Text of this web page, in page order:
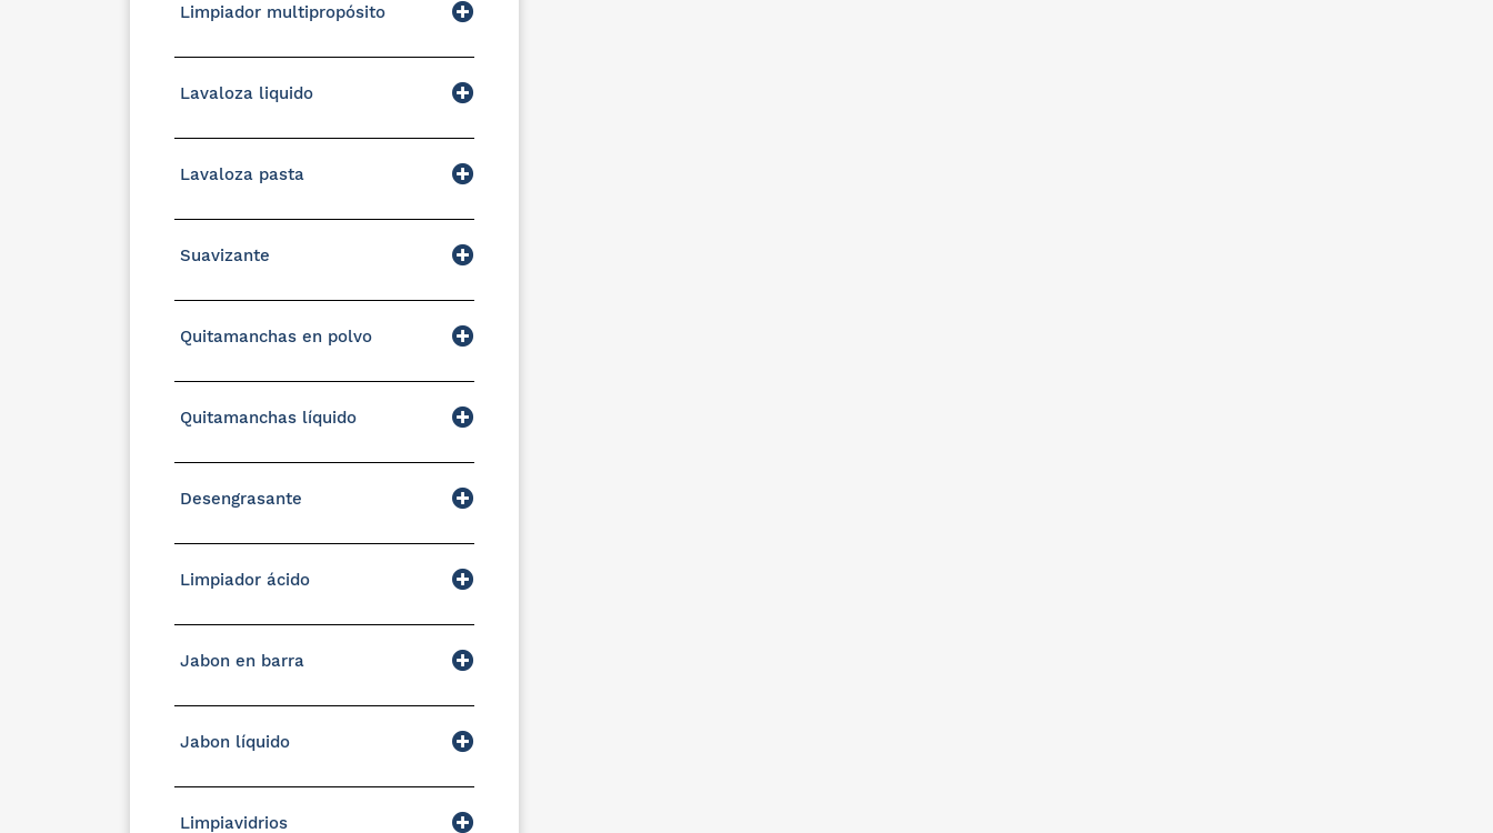
Limpiador multipropósito
Lavaloza liquido
Lavaloza pasta
Suavizante
Quitamanchas en polvo
Quitamanchas líquido
Desengrasante
Limpiador ácido
Jabon en barra
Jabon líquido
Limpiavidrios